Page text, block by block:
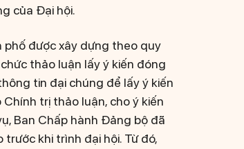
của Đại hội.
phố được xây dựng theo quy
thảo luận lấy ý kiến đóng
tin đại chúng để lấy ý kiến
trị thảo luận, cho ý kiến
Ban Chấp hành Đảng bộ đã
khi trình đại hội. Từ đó,